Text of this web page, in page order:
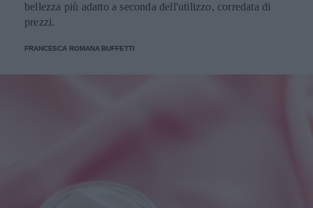
bellezza più adatto a seconda dell'utilizzo, corredata di
prezzi.
FRANCESCA ROMANA BUFFETTI